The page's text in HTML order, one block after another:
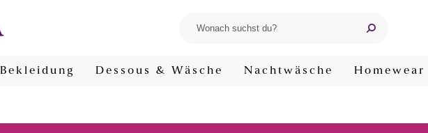
Bekleidung Dessous & Wäsche Nachtwäsche Homewear